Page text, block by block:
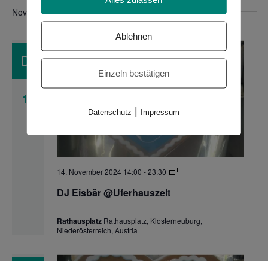
November 2024
DO.
14
DJ Eisbär @Uferhauszelt
14. November 2024 14:00 -23:30
DJ
Rathausplatz Rathausplatz, Klosterneuburg,
Niederösterreich, Austria
Ablehnen
Einzeln bestätigen
Datenschutz | Impressum